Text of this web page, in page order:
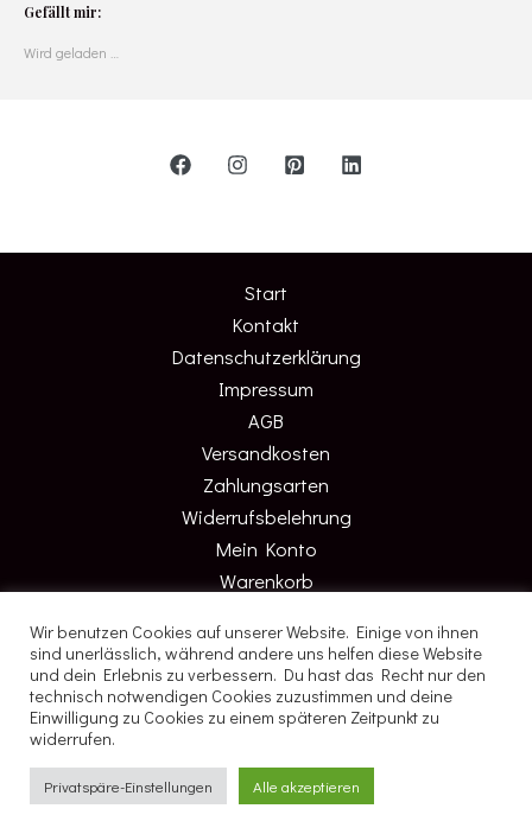
Gefällt mir:
Wird geladen …
Start
Kontakt
Datenschutzerklärung
Impressum
AGB
Versandkosten
Zahlungsarten
Widerrufsbelehrung
Mein Konto
Warenkorb
Konzept & Design byFavori Media
Wir benutzen Cookies auf unserer Website. Einige von ihnen
sind unerlässlich, während andere uns helfen diese Website
und dein Erlebnis zu verbessern. Du hast das Recht nur den
technisch notwendigen Cookies zuzustimmen und deine
Einwilligung zu Cookies zu einem späteren Zeitpunkt zu
widerrufen.
Privatspäre-Einstellungen Alle akzeptieren